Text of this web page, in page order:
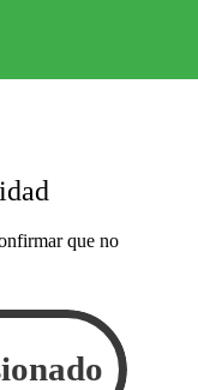
que no